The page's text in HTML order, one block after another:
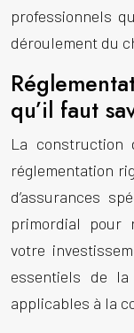
professionnels
déroulement du
qu’il faut
La construction
réglementation
d’assurances
primordial pour
votre
essentiels de la
applicables à la